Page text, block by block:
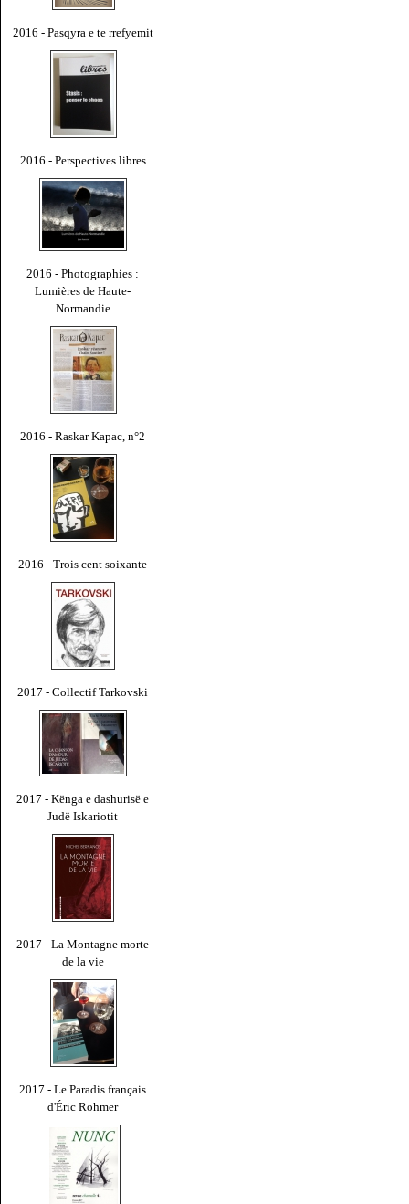
2016 - Pasqyra e te rrefyemit
2016 - Perspectives libres
2016 - Photographies :
Lumières de Haute-
Normandie
2016 - Raskar Kapac, n°2
2016 - Trois cent soixante
2017 - Collectif Tarkovski
2017 - Kënga e dashurisë e
Judë Iskariotit
2017 - La Montagne morte
de la vie
2017 - Le Paradis français
d'Éric Rohmer